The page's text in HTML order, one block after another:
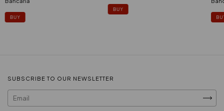
BUY
BUY
SUBSCRIBE TO OUR NEWSLETTER